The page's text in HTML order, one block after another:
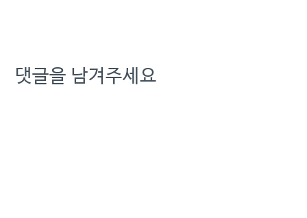
의 현금 및 현금성자산(현금
성자산) 합은 4조7228억원
댓글을 남겨주세요